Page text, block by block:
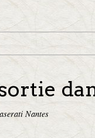
Nantes